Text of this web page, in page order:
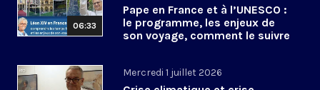
06:33
Pape en France et à l’UNESCO :
le programme, les enjeux de
son voyage, comment le suivre
Mercredi 1 juillet 2026